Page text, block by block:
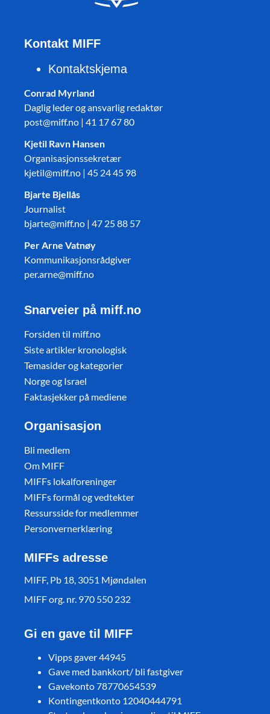
Kontakt MIFF
Kontaktskjema
Conrad Myrland
Daglig leder og ansvarlig redaktør
post@miff.no | 41 17 67 80
Kjetil Ravn Hansen
Organisasjonssekretær
kjetil@miff.no | 45 24 45 98
Bjarte Bjellås
Journalist
bjarte@miff.no | 47 25 88 57
Per Arne Vatnøy
Kommunikasjonsrådgiver
per.arne@miff.no
Snarveier på miff.no
Forsiden til miff.no
Siste artikler kronologisk
Temasider og kategorier
Norge og Israel
Faktasjekker på mediene
Organisasjon
Bli medlem
Om MIFF
MIFFs lokalforeninger
MIFFs formål og vedtekter
Ressursside for medlemmer
Personvernerklæring
MIFFs adresse
MIFF, Pb 18, 3051 Mjøndalen
MIFF org. nr. 970 550 232
Gi en gave til MIFF
Vipps gaver 44945
Gave med bankkort/ bli fastgiver
Gavekonto 78770654539
Kontingentkonto 12040444791